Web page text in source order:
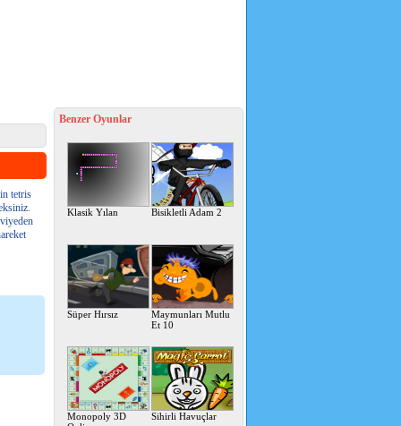
tetris
Benzer Oyunlar
Klasik Yılan Bisikletli Adam 2
Süper Hırsız
Maymunları Mutlu
Et 10
Monopoly 3D
Sihirli Havuçlar